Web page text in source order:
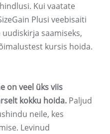
Kui vaatate
Plusi veebisaiti
saamiseks,
kursis hoida.
on veel üks viis
kokku hoida. Paljud
neile, kes
Levinud